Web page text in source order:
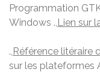
Programmation
Windows ., Lien sur
., Référence litéraire
sur les plateformes